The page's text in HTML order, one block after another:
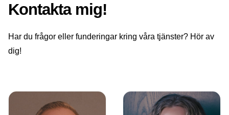
Kontakta mig!
Har du frågor eller funderingar kring våra tjänster? Hör av
dig!